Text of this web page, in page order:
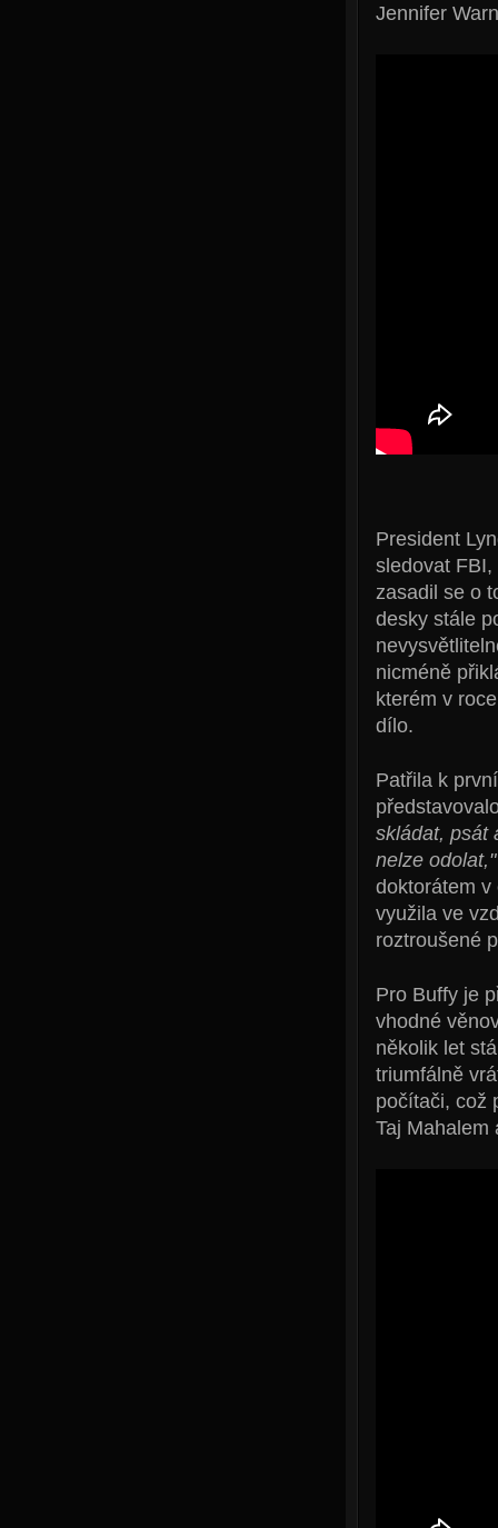
Jennifer
President
sledovat
zasadil se o
desky stále
nicméně
kterém v
dílo.
Patřila k
skládat, psát
nelze odolat,"
doktorátem
využila ve
roztroušené
Pro Buffy je
vhodné
několik let
triumfálně
počítači, což
Taj